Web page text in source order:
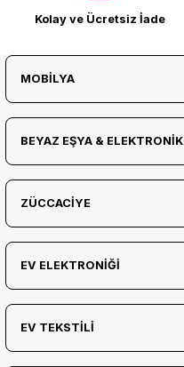
Kolay ve Ücretsiz İade
MOBİLYA
BEYAZ EŞYA & ELEKTRONİK
ZÜCCACİYE
EV ELEKTRONİĞİ
EV TEKSTİLİ